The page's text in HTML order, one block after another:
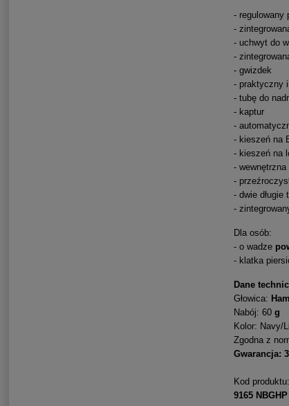
- regulowany
-
- uchwyt do
-
- gwizdek
- praktyczny
- tubę do
- kaptur
-
- kieszeń na
- kieszeń na
-
-
- dwie długie
-
Dla osób:
- o wadze
- klatka
Dane
Głowica:
Nabój: 60g
Kolor: Navy/
Zgodna z
Gwarancja:
Kod produktu:
9165 NBGHP